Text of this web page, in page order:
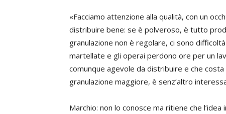
«Facciamo attenzione alla qualità, con un
distribuire bene: se è polveroso, è tutto
granulazione non è regolare, ci sono
martellate e gli operai perdono ore per un
comunque agevole da distribuire e che
granulazione maggiore, è senz’altro
Marchio: non lo conosce ma ritiene che l’idea